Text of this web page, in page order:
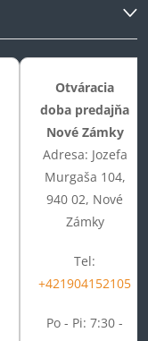
Otváracia
doba predajňa
Nové Zámky
Adresa: Jozefa
Murgaša 104,
940 02, Nové
Zámky
Tel:
+421904152105
Po - Pi: 7:30 -